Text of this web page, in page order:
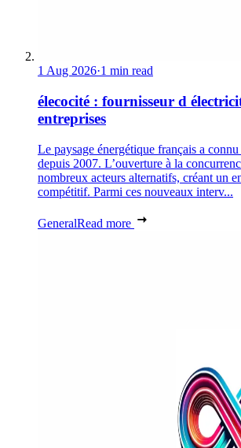
1 Aug 2026·1 min read
élecocité : fournisseur d
entreprises
Le paysage énergétique français a
depuis 2007. L’ouverture à la
nombreux acteurs alternatifs, créant un
compétitif. Parmi ces nouveaux interv...
GeneralRead more